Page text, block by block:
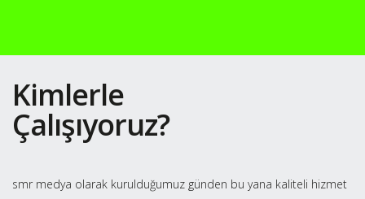
Kimlerle
Çalışıyoruz?
smr medya olarak kurulduğumuz günden bu yana kaliteli hizmet